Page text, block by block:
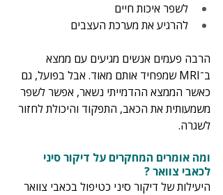
לשפר איכות חיים
להרגיע את מערכת העצבים
הרבה פעמים אנשים מגיעים עם ממצא
ב־MRI שמפחיד אותם מאוד. אבל בפועל, גם
כאשר הממצא ההדמייתי נשאר, אפשר לשפר
משמעותית את הכאב, התפקוד והיכולת לחזור
לשגרה.
ומה אומרים המחקרים על דיקור סיני
לכאבי צוואר ?
היעילות של דיקור סיני כטיפול בכאבי צוואר